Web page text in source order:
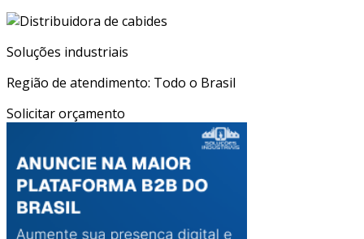
Soluções industriais
Região de atendimento: Todo o Brasil
Solicitar orçamento